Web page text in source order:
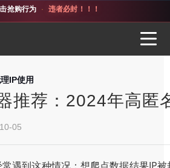
抢购行为 · 违者必封！！！
IP使用
推荐：2024年高匿
05